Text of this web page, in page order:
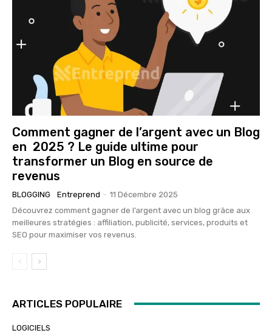
Comment gagner de l’argent avec un Blog
en 2025 ? Le guide ultime pour
transformer un Blog en source de
revenus
BLOGGING Entreprend - 11 Décembre 2025
Découvrez comment gagner de l’argent avec un blog grâce aux
meilleures stratégies : affiliation, publicité, services, produits et
SEO pour maximiser vos revenus.
ARTICLES POPULAIRE
LOGICIELS